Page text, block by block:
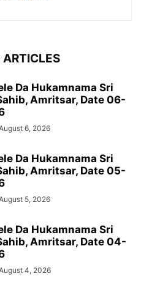
ARTICLES
Da Hukamnama Sri
Amritsar, Date 06-
6, 2026
Da Hukamnama Sri
Amritsar, Date 05-
5, 2026
Da Hukamnama Sri
Amritsar, Date 04-
4, 2026